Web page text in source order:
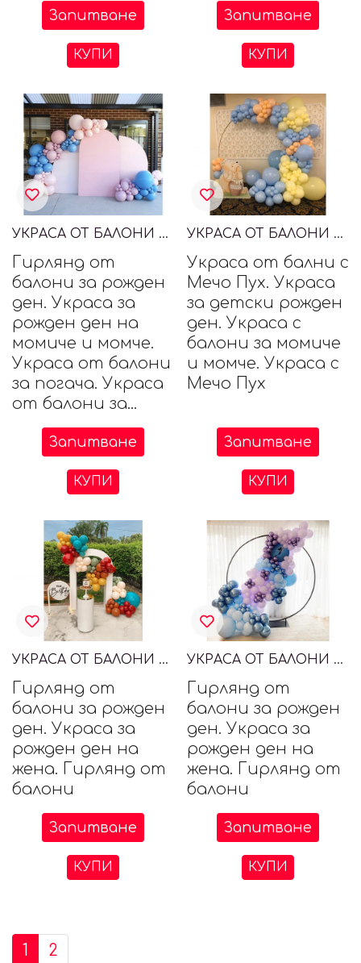
Запитване
КУПИ
Запитване
КУПИ
УКРАСА ОТ БАЛОНИ ЗА РОЖДЕН ДЕН
Гирлянд от
балони за рожден
ден. Украса за
рожден ден на
момиче и момче.
Украса от балони
за погача. Украса
от балони за...
Запитване
КУПИ
УКРАСА ОТ БАЛОНИ С МЕЧО ПУХ
Украса от бални с
Мечо Пух. Украса
за детски рожден
ден. Украса с
балони за момиче
и момче. Украса с
Мечо Пух
Запитване
КУПИ
УКРАСА ОТ БАЛОНИ ЗА РОЖДЕН ДЕН
Гирлянд от
балони за рожден
ден. Украса за
рожден ден на
жена. Гирлянд от
балони
Запитване
КУПИ
УКРАСА ОТ БАЛОНИ ЗА РОЖДЕН ДЕН
Гирлянд от
балони за рожден
ден. Украса за
рожден ден на
жена. Гирлянд от
балони
Запитване
КУПИ
1 2